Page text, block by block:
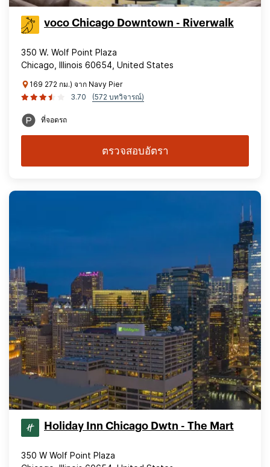
voco Chicago Downtown - Riverwalk
350 W. Wolf Point Plaza
Chicago, Illinois 60654, United States
169 272 กม.) จาก Navy Pier
3.70
(572 บทวิจารณ์)
ที่จอดรถ
ตรวจสอบอัตรา
Holiday Inn Chicago Dwtn - The Mart
350 W Wolf Point Plaza